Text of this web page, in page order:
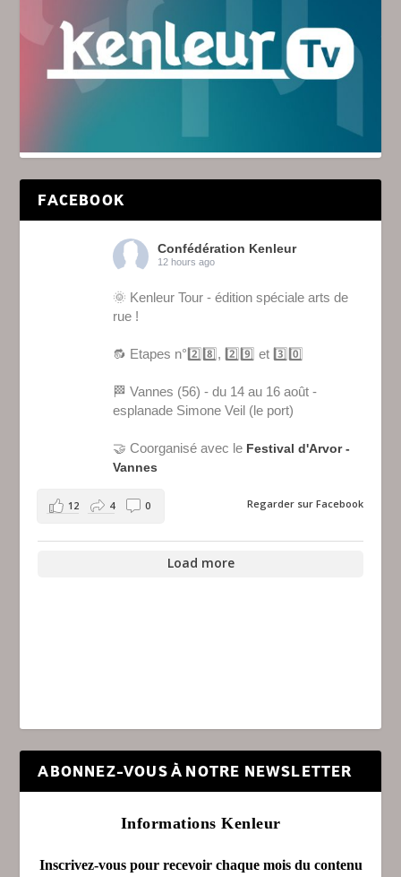
FACEBOOK
Confédération Kenleur
12 hours ago
🌞 Kenleur Tour - édition spéciale arts de
rue !
🔂 Etapes n°2️⃣8️⃣, 2️⃣9️⃣ et 3️⃣0️⃣
🏁 Vannes (56) - du 14 au 16 août -
esplanade Simone Veil (le port)
🤝 Coorganisé avec le Festival d'Arvor -
Vannes
Regarder sur Facebook
12 4 0
Load more
ABONNEZ-VOUS À NOTRE NEWSLETTER
Informations Kenleur
Inscrivez-vous pour recevoir chaque mois du contenu